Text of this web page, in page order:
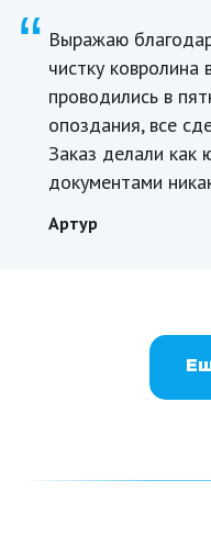
“ Выражаю
чистку
проводились в
опоздания, все
Заказ делали как
документами
Артур